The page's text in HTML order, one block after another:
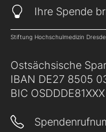
Ihre Spende
Stiftung Hochschulmedizin
Ostsächsische
IBAN DE27 8505
BIC OSDDDE81XXX